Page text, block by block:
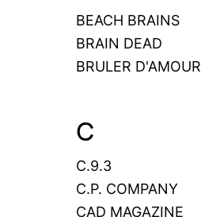
BEACH BRAINS
BRAIN DEAD
BRULER D'AMOUR
C
C.9.3
C.P. COMPANY
CAD MAGAZINE